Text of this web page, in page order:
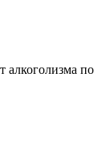
алкоголизма по